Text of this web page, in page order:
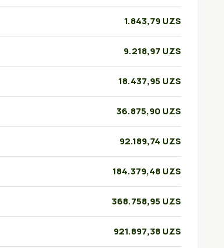
1.843,79 UZS
9.218,97 UZS
18.437,95 UZS
36.875,90 UZS
92.189,74 UZS
184.379,48 UZS
368.758,95 UZS
921.897,38 UZS